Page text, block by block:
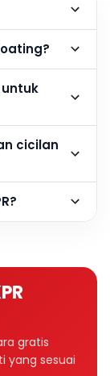
cicilan
gratis
yang sesuai